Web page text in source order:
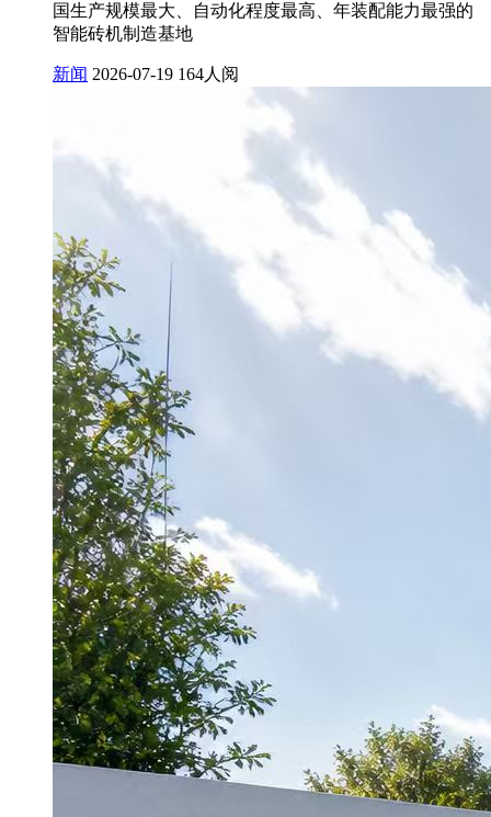
国生产规模最大、自动化程度最高、年装配能力最强的
智能砖机制造基地
新闻 2026-07-19 164人阅